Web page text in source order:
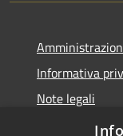
Informativa
Note legali
Dichiarazione